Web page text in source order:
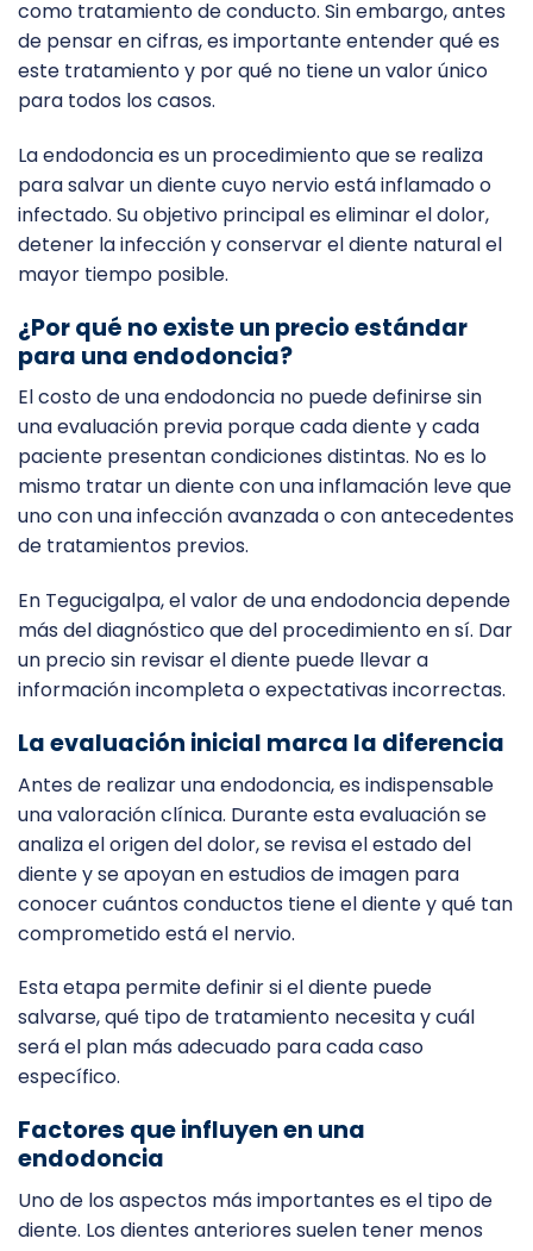
como tratamiento de conducto. Sin embargo, antes
de pensar en cifras, es importante entender qué es
este tratamiento y por qué no tiene un valor único
para todos los casos.
La endodoncia es un procedimiento que se realiza
para salvar un diente cuyo nervio está inflamado o
infectado. Su objetivo principal es eliminar el dolor,
detener la infección y conservar el diente natural el
mayor tiempo posible.
¿Por qué no existe un precio estándar
para una endodoncia?
El costo de una endodoncia no puede definirse sin
una evaluación previa porque cada diente y cada
paciente presentan condiciones distintas. No es lo
mismo tratar un diente con una inflamación leve que
uno con una infección avanzada o con antecedentes
de tratamientos previos.
En Tegucigalpa, el valor de una endodoncia depende
más del diagnóstico que del procedimiento en sí. Dar
un precio sin revisar el diente puede llevar a
información incompleta o expectativas incorrectas.
La evaluación inicial marca la diferencia
Antes de realizar una endodoncia, es indispensable
una valoración clínica. Durante esta evaluación se
analiza el origen del dolor, se revisa el estado del
diente y se apoyan en estudios de imagen para
conocer cuántos conductos tiene el diente y qué tan
comprometido está el nervio.
Esta etapa permite definir si el diente puede
salvarse, qué tipo de tratamiento necesita y cuál
será el plan más adecuado para cada caso
específico.
Factores que influyen en una
endodoncia
Uno de los aspectos más importantes es el tipo de
diente. Los dientes anteriores suelen tener menos